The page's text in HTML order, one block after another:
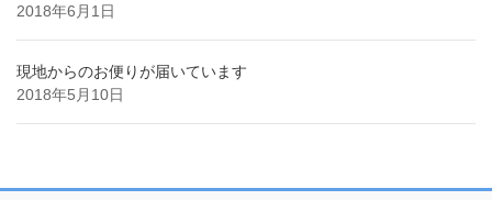
2018年6月1日
現地からのお便りが届いています
2018年5月10日